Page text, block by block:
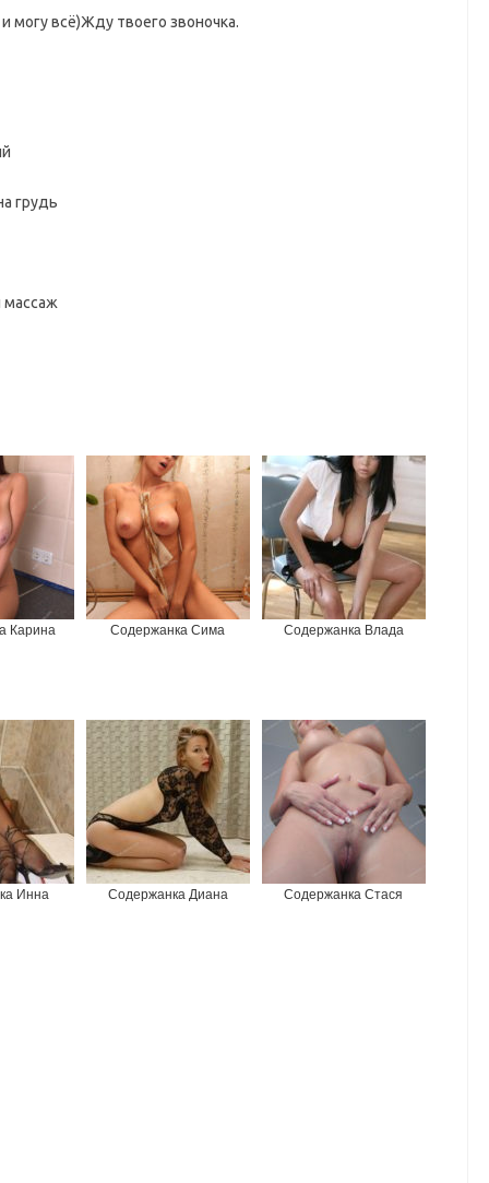
всё)Жду твоего звоночка.
грудь
массаж
Карина Содержанка Сима Содержанка Влада
Инна Содержанка Диана Содержанка Стася